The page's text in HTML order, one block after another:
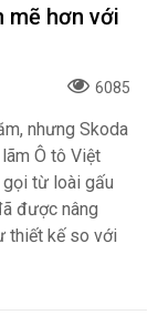
mẽ hơn với
6085
nhưng Skoda
Ô tô Việt
từ loài gấu
được nâng
thiết kế so với